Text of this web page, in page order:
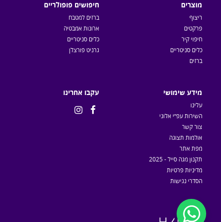
מוצרים
ריצוף
פרקטים
חיפוי קיר
כלים סניטריים
ברזים
חיפושים פופולריים
ברזים למטבח
ארונות אמבטיה
כלים סניטריים
גרניט פורצלן
מידע שימושי
עלינו
השירות עפ״י אלוני
צור קשר
אולמות תצוגה
מפת אתר
תקנון מגה סייל - 2025
מדיניות פרטיות
הסדרי נגישות
עקבו אחרינו

